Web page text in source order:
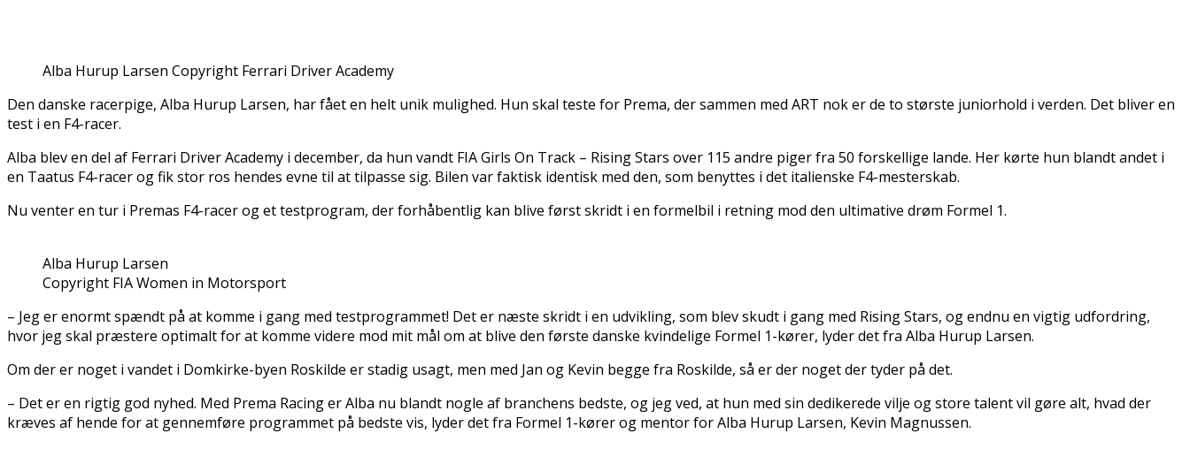
Alba Hurup Larsen Copyright Ferrari Driver Academy
Den danske racerpige, Alba Hurup Larsen, har fået en helt unik mulighed. Hun skal teste for Prema, der sammen med ART nok er de to største juniorhold i verden. Det bliver en
test i en F4-racer.
Alba blev en del af Ferrari Driver Academy i december, da hun vandt FIA Girls On Track – Rising Stars over 115 andre piger fra 50 forskellige lande. Her kørte hun blandt andet i
en Taatus F4-racer og fik stor ros hendes evne til at tilpasse sig. Bilen var faktisk identisk med den, som benyttes i det italienske F4-mesterskab.
Nu venter en tur i Premas F4-racer og et testprogram, der forhåbentlig kan blive først skridt i en formelbil i retning mod den ultimative drøm Formel 1.
Alba Hurup Larsen
Copyright FIA Women in Motorsport
– Jeg er enormt spændt på at komme i gang med testprogrammet! Det er næste skridt i en udvikling, som blev skudt i gang med Rising Stars, og endnu en vigtig udfordring,
hvor jeg skal præstere optimalt for at komme videre mod mit mål om at blive den første danske kvindelige Formel 1-kører, lyder det fra Alba Hurup Larsen.
Om der er noget i vandet i Domkirke-byen Roskilde er stadig usagt, men med Jan og Kevin begge fra Roskilde, så er der noget der tyder på det.
– Det er en rigtig god nyhed. Med Prema Racing er Alba nu blandt nogle af branchens bedste, og jeg ved, at hun med sin dedikerede vilje og store talent vil gøre alt, hvad der
kræves af hende for at gennemføre programmet på bedste vis, lyder det fra Formel 1-kører og mentor for Alba Hurup Larsen, Kevin Magnussen.